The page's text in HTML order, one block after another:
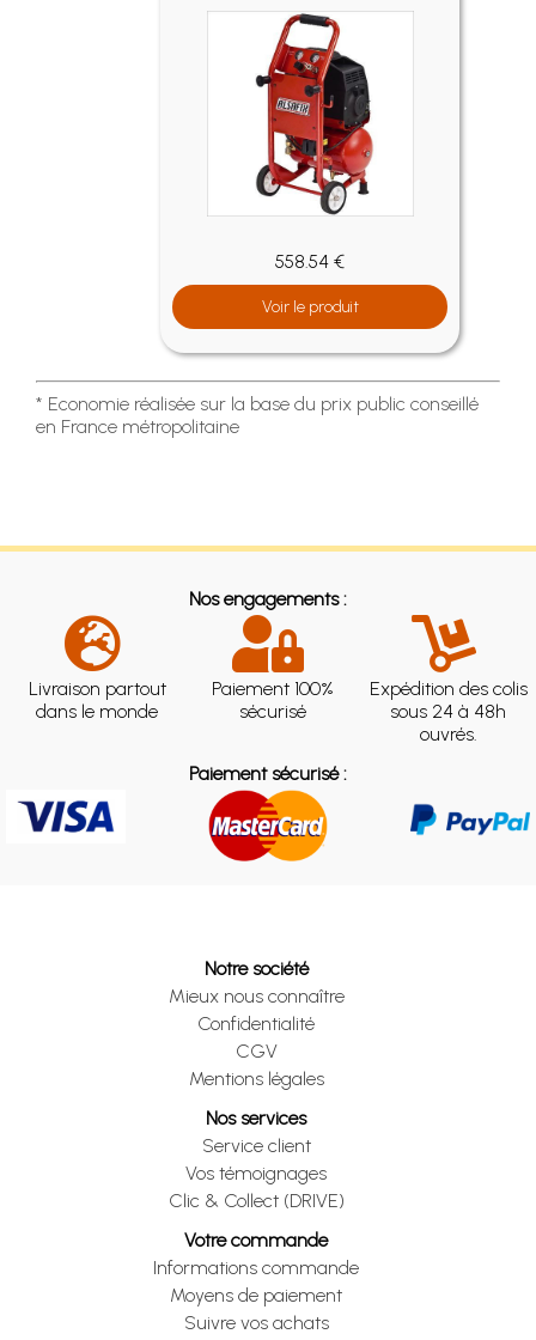
558.54 €
Voir le produit
* Economie réalisée sur la base du prix public conseillé
en France métropolitaine
Nos engagements :
Livraison partout
dans le monde
Paiement 100%
sécurisé
Expédition des colis
sous 24 à 48h
ouvrés.
Paiement sécurisé :
Notre société
Mieux nous connaître
Confidentialité
CGV
Mentions légales
Nos services
Service client
Vos témoignages
Clic & Collect (DRIVE)
Votre commande
Informations commande
Moyens de paiement
Suivre vos achats